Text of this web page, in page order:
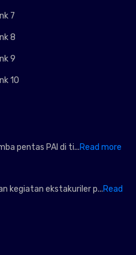
7
8
9
10
pentas PAI di ti...Read more
kegiatan ekstakuriler p...Read